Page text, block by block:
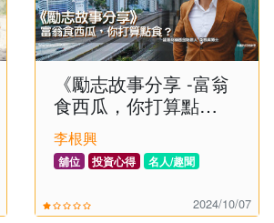
《勵志故事分享 -富翁
食西瓜，你打算點
食？》
李根興
舖位 投資心得 名人/趣聞
2024/10/07